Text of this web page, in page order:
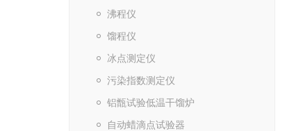
沸程仪
馏程仪
冰点测定仪
污染指数测定仪
铝甑试验低温干馏炉
自动蜡滴点试验器